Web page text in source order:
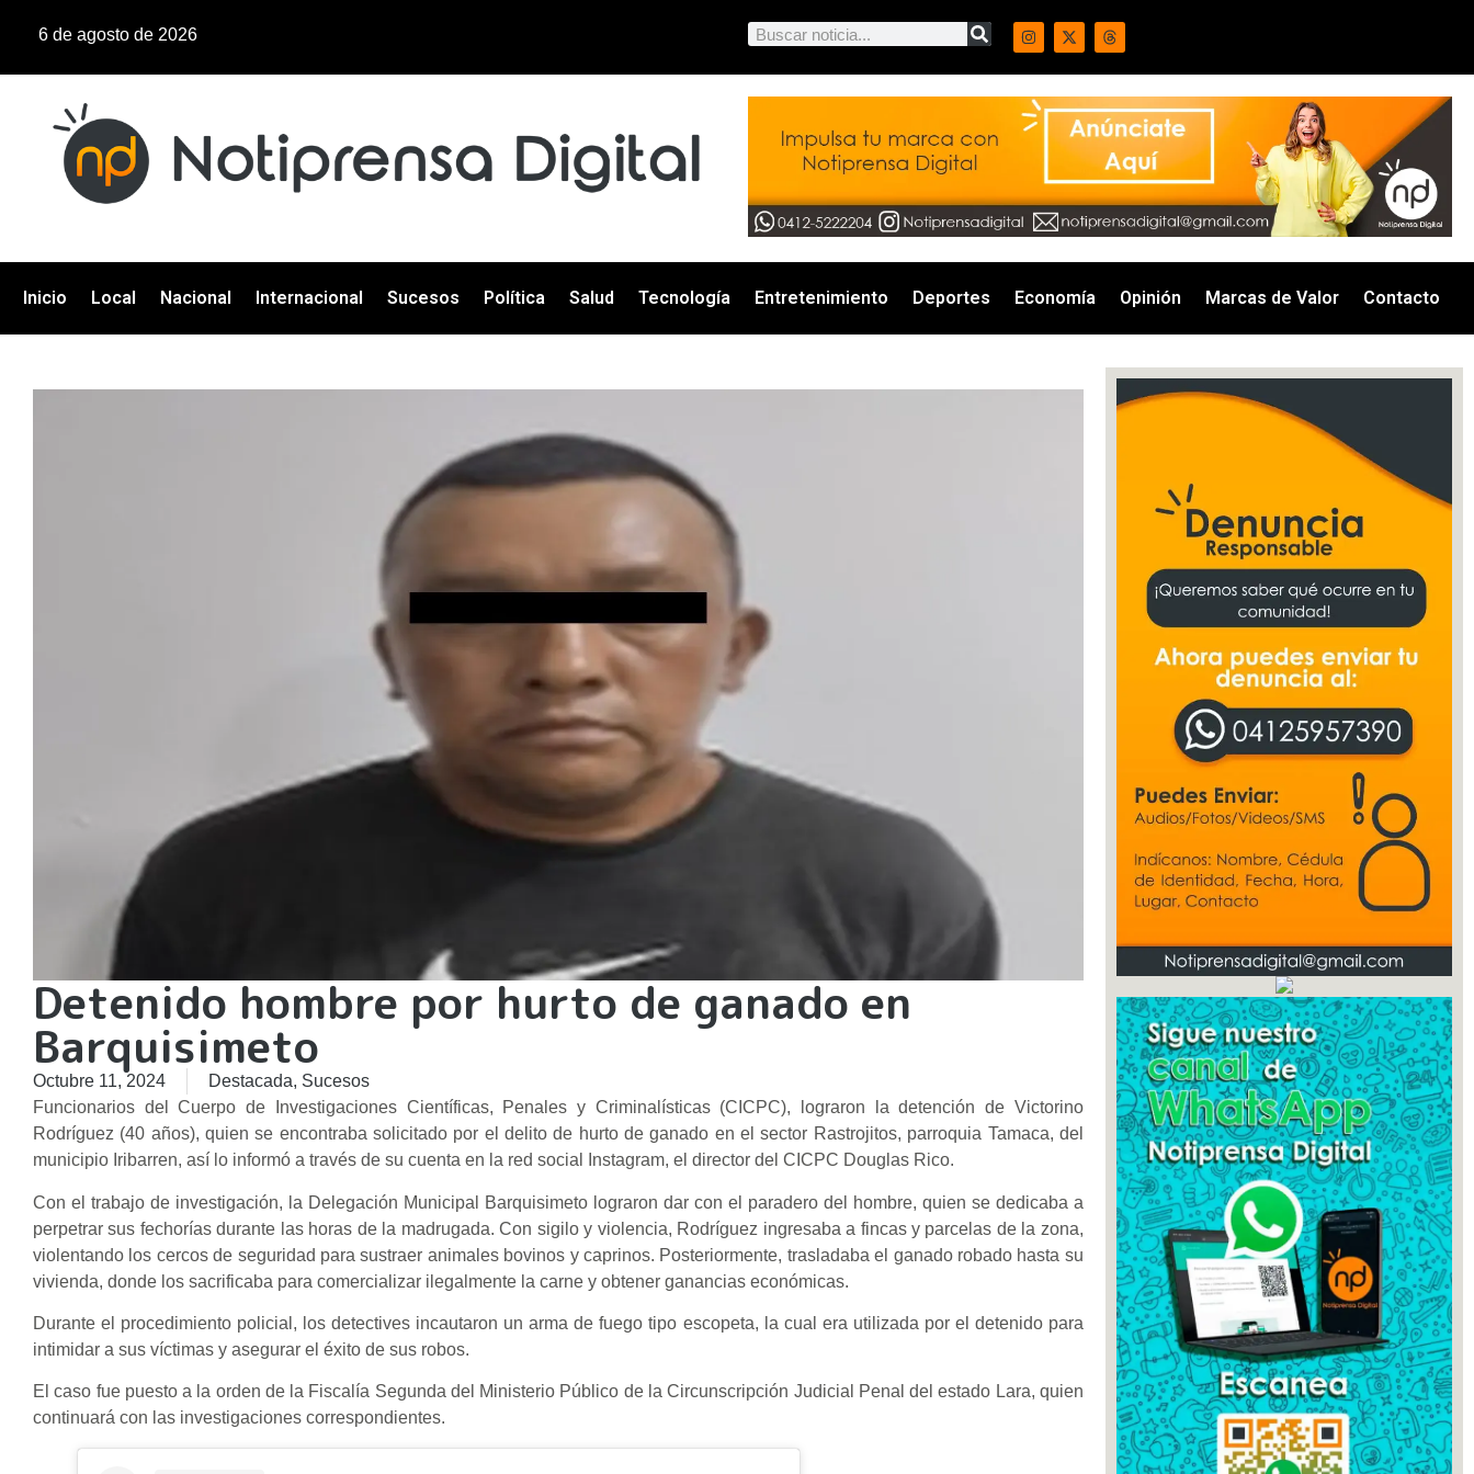
6 de agosto de 2026
Inicio Local Nacional Internacional Sucesos Política Salud Tecnología Entretenimiento Deportes Economía Opinión Marcas de Valor Contacto
Detenido hombre por hurto de ganado en
Barquisimeto
Octubre 11, 2024 Destacada, Sucesos
Funcionarios del Cuerpo de Investigaciones Científicas, Penales y Criminalísticas (CICPC), lograron la detención de Victorino
Rodríguez (40 años), quien se encontraba solicitado por el delito de hurto de ganado en el sector Rastrojitos, parroquia Tamaca, del
municipio Iribarren, así lo informó a través de su cuenta en la red social Instagram, el director del CICPC Douglas Rico.
Con el trabajo de investigación, la Delegación Municipal Barquisimeto lograron dar con el paradero del hombre, quien se dedicaba a
perpetrar sus fechorías durante las horas de la madrugada. Con sigilo y violencia, Rodríguez ingresaba a fincas y parcelas de la zona,
violentando los cercos de seguridad para sustraer animales bovinos y caprinos. Posteriormente, trasladaba el ganado robado hasta su
vivienda, donde los sacrificaba para comercializar ilegalmente la carne y obtener ganancias económicas.
Durante el procedimiento policial, los detectives incautaron un arma de fuego tipo escopeta, la cual era utilizada por el detenido para
intimidar a sus víctimas y asegurar el éxito de sus robos.
El caso fue puesto a la orden de la Fiscalía Segunda del Ministerio Público de la Circunscripción Judicial Penal del estado Lara, quien
continuará con las investigaciones correspondientes.